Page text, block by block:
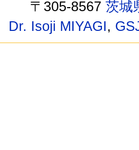
〒305-8567茨城
Dr. Isoji MIYAGI,